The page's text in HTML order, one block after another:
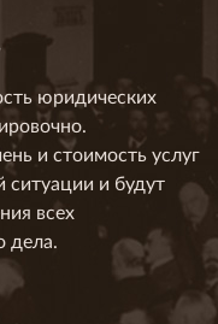
юридических
и стоимость услуг
ситуации и будут
всех
дела.